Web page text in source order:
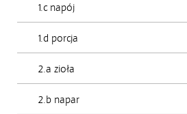
1.c napój
1.d porcja
2.a zioła
2.b napar